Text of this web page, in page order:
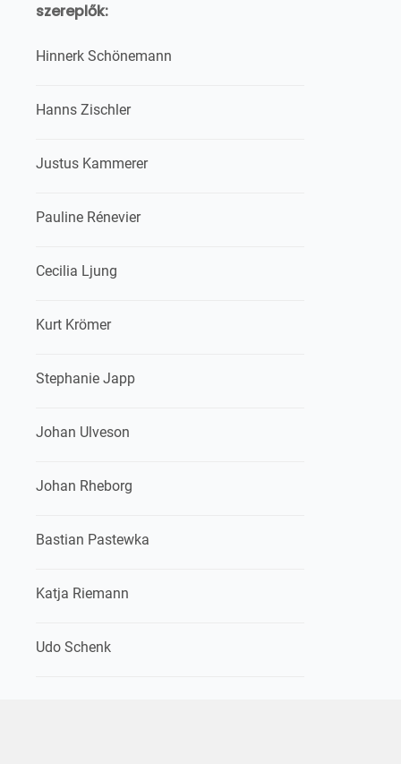
szereplők:
Hinnerk Schönemann
Hanns Zischler
Justus Kammerer
Pauline Rénevier
Cecilia Ljung
Kurt Krömer
Stephanie Japp
Johan Ulveson
Johan Rheborg
Bastian Pastewka
Katja Riemann
Udo Schenk